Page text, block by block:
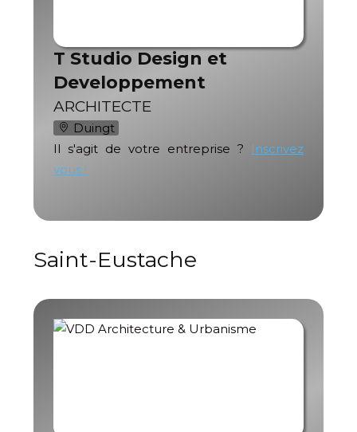
T Studio Design et
Developpement
ARCHITECTE
Duingt
Il s'agit de votre entreprise ?
Inscrivez
vous !
Saint-Eustache